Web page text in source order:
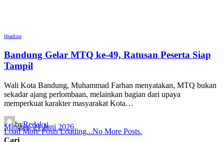
Headline
Bandung Gelar MTQ ke-49, Ratusan Peserta Siap
Tampil
Wali Kota Bandung, Muhammad Farhan menyatakan, MTQ bukan
sekadar ajang perlombaan, melainkan bagian dari upaya
memperkuat karakter masyarakat Kota…
byRedaksi
Minggu, 21 Juni 2026
Load More Posts Loading...No More Posts.
Cari